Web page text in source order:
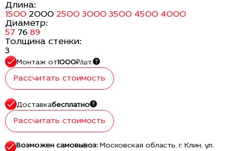
Длина:
1500 2000 2500 3000 3500 4500 4000
Диаметр:
57 76 89
Толщина стенки:
3
Монтаж от1000₽/шт.
Рассчитать стоимость
Доставкабесплатно
Рассчитать стоимость
Возможен самовывоз:Московская область, г. Клин, ул.